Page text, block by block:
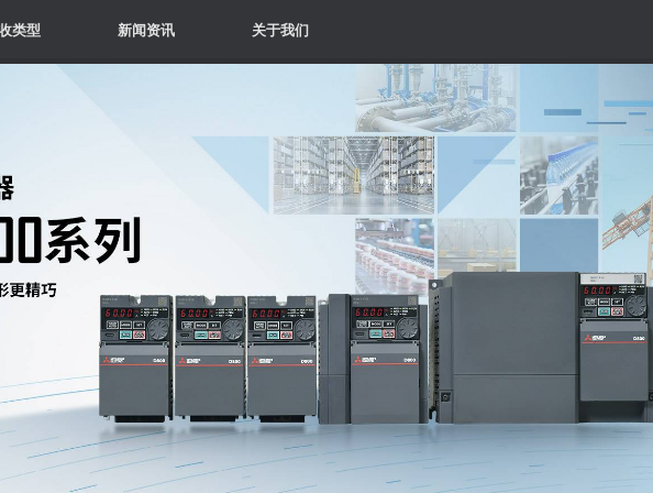
类型 新闻资讯 关于我们